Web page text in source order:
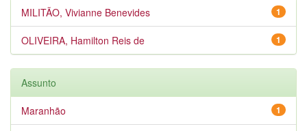
1
MILITÃO, Vivianne Benevides
1
OLIVEIRA, Hamilton Reis de
Assunto
1
Maranhão